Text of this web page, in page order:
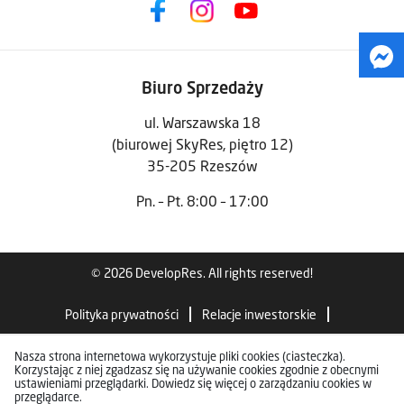
Biuro Sprzedaży
ul. Warszawska 18
(biurowej SkyRes, piętro 12)
35-205 Rzeszów
Pn. – Pt. 8:00 – 17:00
© 2026 DevelopRes. All rights reserved!
Polityka prywatności Relacje inwestorskie
Standardy wykończenia
Nasza strona internetowa wykorzystuje pliki cookies (ciasteczka).
Korzystając z niej zgadzasz się na używanie cookies zgodnie z obecnymi
ustawieniami przeglądarki. Dowiedz się więcej o zarządzaniu cookies w
przeglądarce.